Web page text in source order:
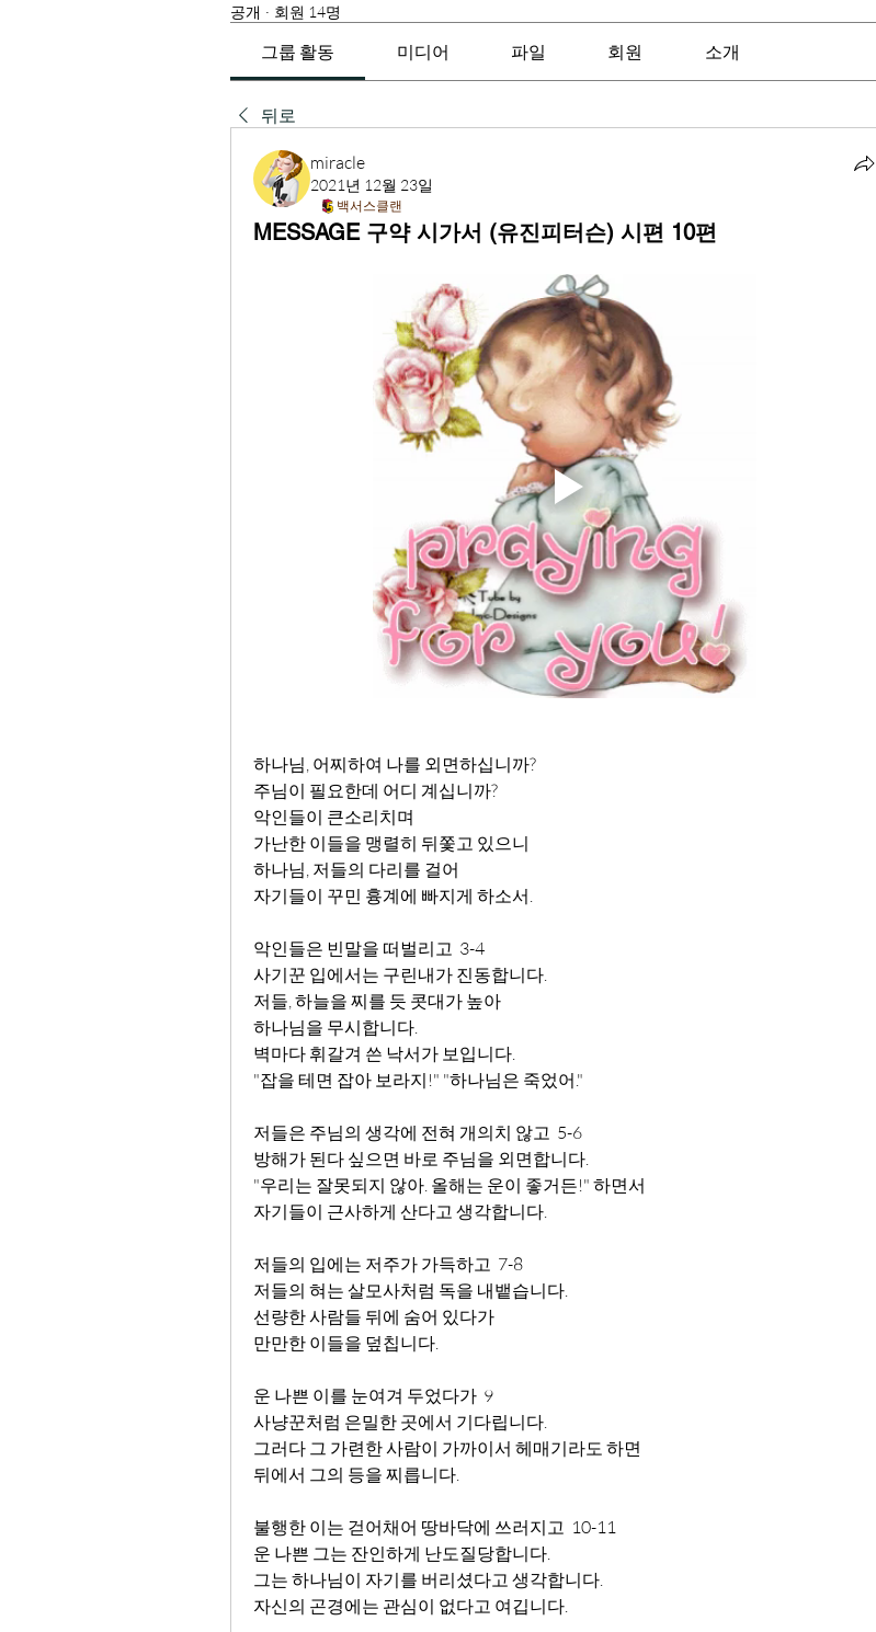
공개 · 회원 14명
그룹 활동 미디어 파일 회원 소개
뒤로
miracle
2021년 12월 23일
백서스클랜
MESSAGE 구약 시가서 (유진피터슨) 시편 10편
하나님, 어찌하여 나를 외면하십니까?
주님이 필요한데 어디 계십니까?
악인들이 큰소리치며
가난한 이들을 맹렬히 뒤쫓고 있으니
하나님, 저들의 다리를 걸어
자기들이 꾸민 흉계에 빠지게 하소서.
악인들은 빈말을 떠벌리고  3-4
사기꾼 입에서는 구린내가 진동합니다.
저들, 하늘을 찌를 듯 콧대가 높아
하나님을 무시합니다.
벽마다 휘갈겨 쓴 낙서가 보입니다.
"잡을 테면 잡아 보라지!" "하나님은 죽었어."
저들은 주님의 생각에 전혀 개의치 않고  5-6
방해가 된다 싶으면 바로 주님을 외면합니다.
"우리는 잘못되지 않아. 올해는 운이 좋거든!" 하면서
자기들이 근사하게 산다고 생각합니다.
저들의 입에는 저주가 가득하고  7-8
저들의 혀는 살모사처럼 독을 내뱉습니다.
선량한 사람들 뒤에 숨어 있다가
만만한 이들을 덮칩니다.
운 나쁜 이를 눈여겨 두었다가  9
사냥꾼처럼 은밀한 곳에서 기다립니다.
그러다 그 가련한 사람이 가까이서 헤매기라도 하면
뒤에서 그의 등을 찌릅니다.
불행한 이는 걷어채어 땅바닥에 쓰러지고  10-11
운 나쁜 그는 잔인하게 난도질당합니다.
그는 하나님이 자기를 버리셨다고 생각합니다.
자신의 곤경에는 관심이 없다고 여깁니다.